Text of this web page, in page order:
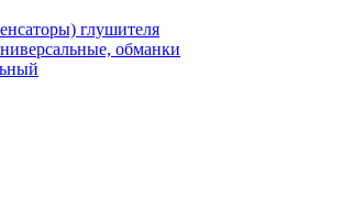
глушителя
обманки